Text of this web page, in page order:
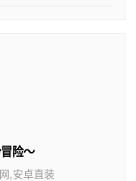
险～
,安卓直装